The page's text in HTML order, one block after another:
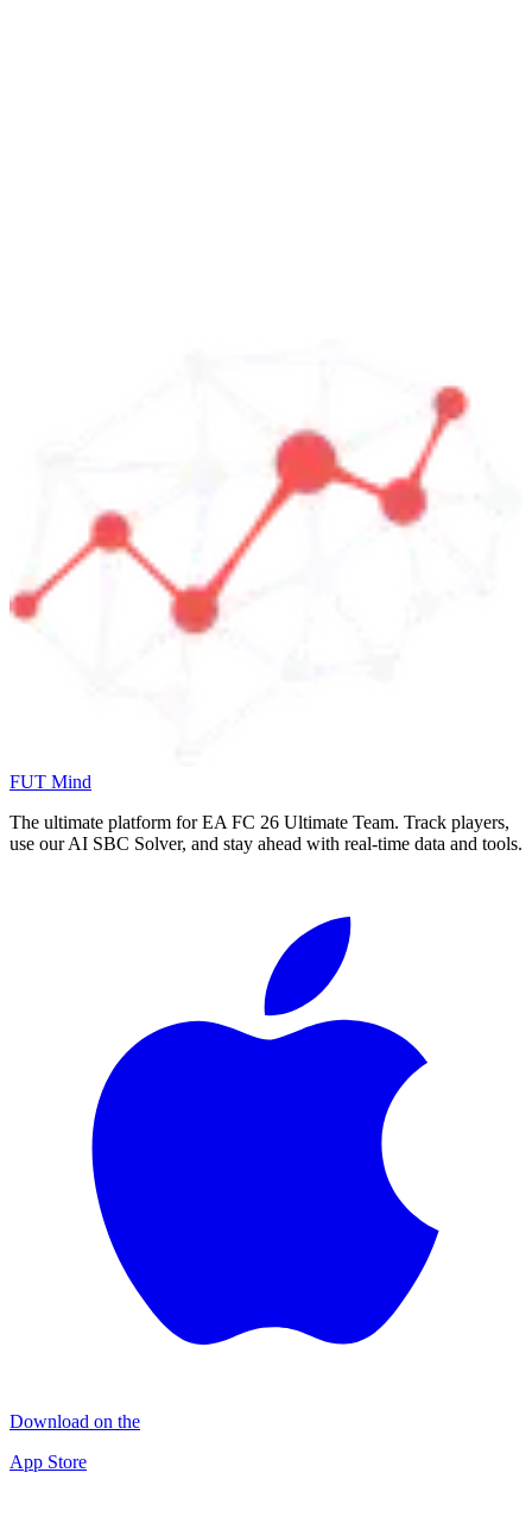
FUT Mind
The ultimate platform for EA FC 26 Ultimate Team. Track players,
use our AI SBC Solver, and stay ahead with real-time data and tools.
Download on the
App Store